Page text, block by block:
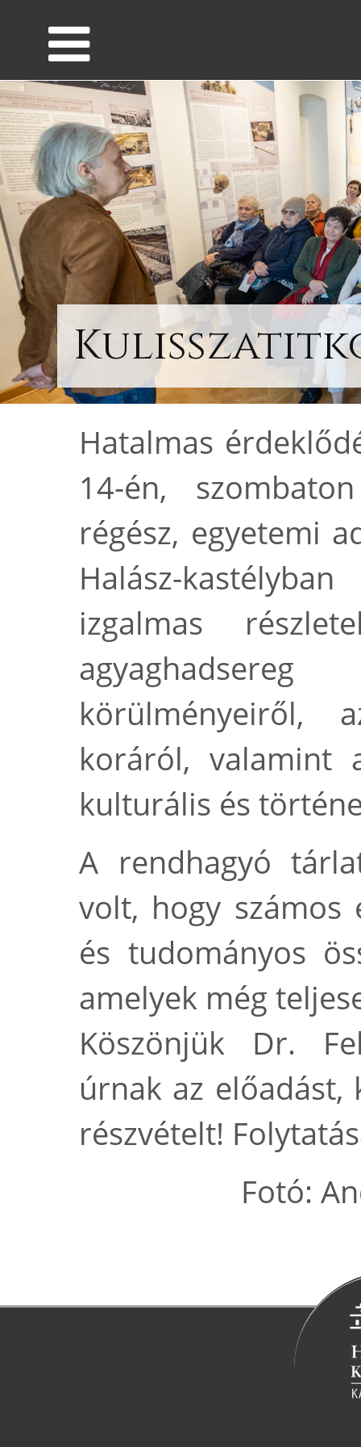
Hatalmas
14-én,
régész, egyetemi
Halász-
izgalmas
körülményeiről,
koráról, valamint
kulturális és
A rendhagyó
volt, hogy számos
és tudományos
amelyek még
Köszönjük Dr.
úrnak az előadást,
részvételt!
Fotó: